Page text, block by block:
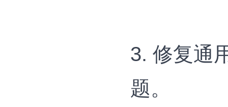
3. 修复通
题。